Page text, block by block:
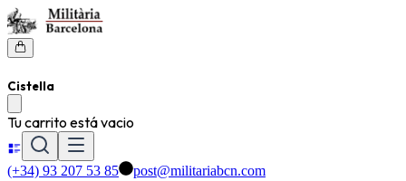
Cistella
Tu carrito está vacio
(+34) 93 207 53 85 post@militariabcn.com